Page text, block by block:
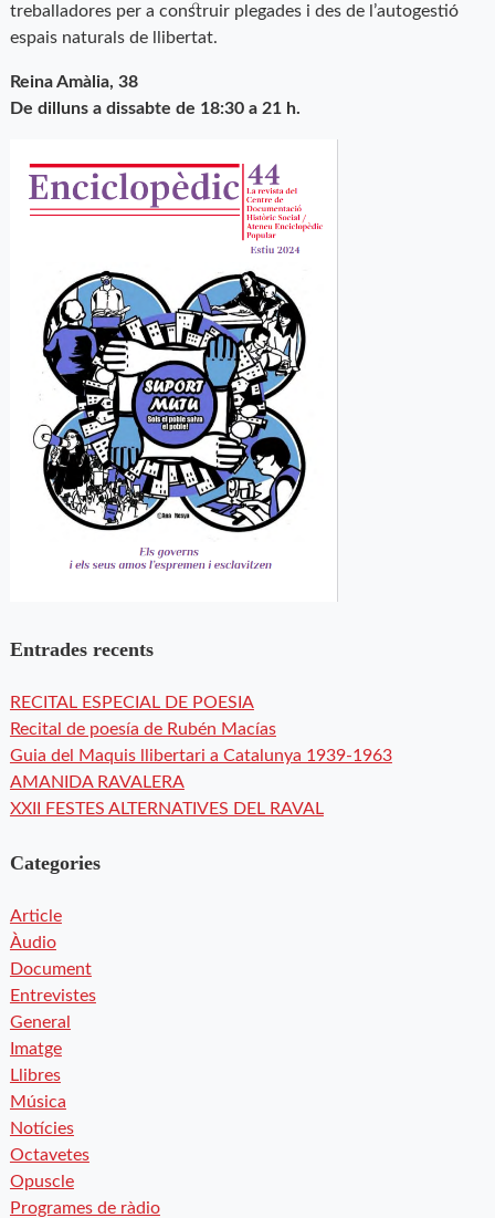
treballadores per a construir plegades i des de l’autogestió
espais naturals de llibertat.
Reina Amàlia, 38
De dilluns a dissabte de 18:30 a 21 h.
Entrades recents
RECITAL ESPECIAL DE POESIA
Recital de poesía de Rubén Macías
Guia del Maquis llibertari a Catalunya 1939-1963
AMANIDA RAVALERA
XXII FESTES ALTERNATIVES DEL RAVAL
Categories
Article
Àudio
Document
Entrevistes
General
Imatge
Llibres
Música
Notícies
Octavetes
Opuscle
Programes de ràdio